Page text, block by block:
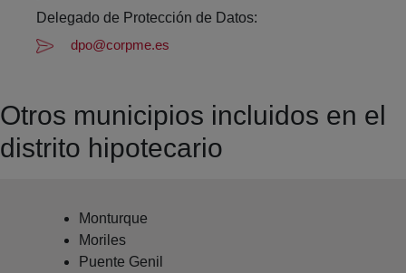
Delegado de Protección de Datos:
dpo@corpme.es
Otros municipios incluidos en el
distrito hipotecario
Monturque
Moriles
Puente Genil